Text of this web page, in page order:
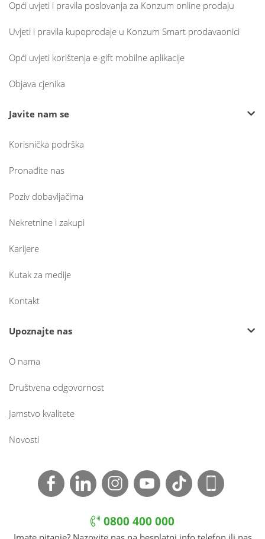
Opći uvjeti i pravila poslovanja za Konzum online prodaju
Uvjeti i pravila kupoprodaje u Konzum Smart prodavaonici
Opći uvjeti korištenja e-gift mobilne aplikacije
Objava cjenika
Javite nam se
Korisnička podrška
Pronađite nas
Poziv dobavljačima
Nekretnine i zakupi
Karijere
Kutak za medije
Kontakt
Upoznajte nas
O nama
Društvena odgovornost
Jamstvo kvalitete
Novosti
0800 400 000